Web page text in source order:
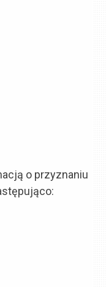
o przyznaniu